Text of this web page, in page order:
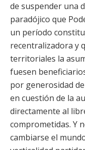
de suspender una
paradójico que
un período
recentralizadora y
territoriales la
fuesen
por generosidad
en cuestión de la
directamente al
comprometidas. Y
cambiarse el